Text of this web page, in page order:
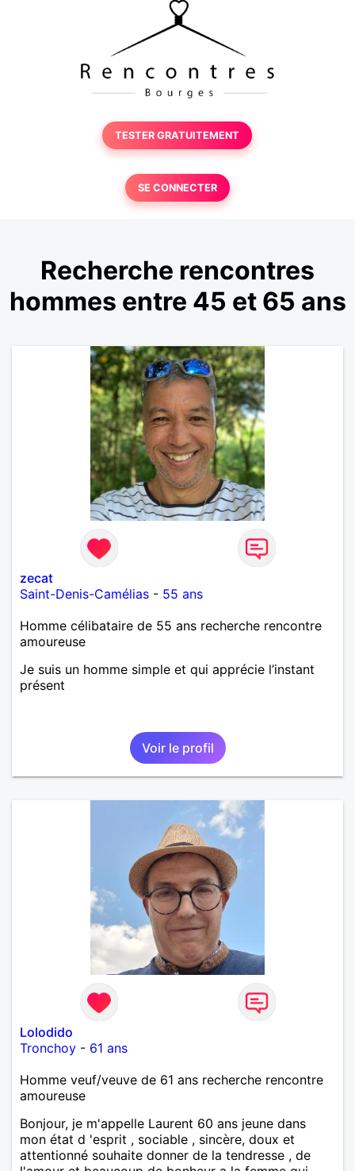
TESTER GRATUITEMENT
SE CONNECTER
Recherche rencontres
hommes entre 45 et 65 ans
zecat
Saint-Denis-Camélias - 55 ans
Homme célibataire de 55 ans recherche rencontre
amoureuse
Je suis un homme simple et qui apprécie l’instant
présent
Voir le profil
Lolodido
Tronchoy - 61 ans
Homme veuf/veuve de 61 ans recherche rencontre
amoureuse
Bonjour, je m'appelle Laurent 60 ans jeune dans
mon état d 'esprit , sociable , sincère, doux et
attentionné souhaite donner de la tendresse , de